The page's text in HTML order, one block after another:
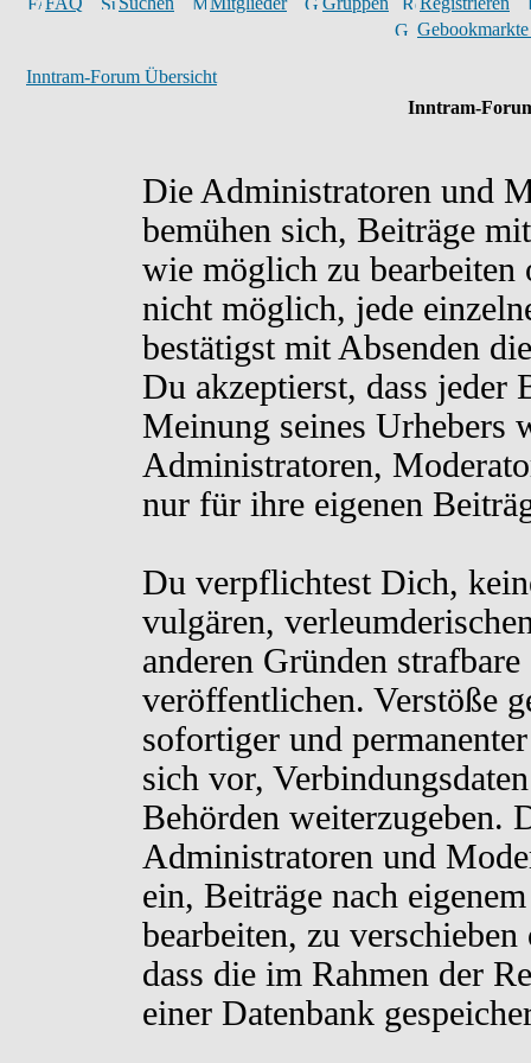
Inntram-Forum Übersicht
Inntram-
Die Administratoren und
bemühen sich, Beiträge
wie möglich zu bearbeiten
nicht möglich, jede
bestätigst mit Absenden
Du akzeptierst, dass jeder
Meinung seines Urhebers
Administratoren,
nur für ihre eigenen
Du verpflichtest Dich,
vulgären,
anderen Gründen
veröffentlichen. Verstöße
sofortiger und
sich vor,
Behörden weiterzugeben.
Administratoren und
ein, Beiträge nach
bearbeiten, zu
dass die im Rahmen der
einer Datenbank